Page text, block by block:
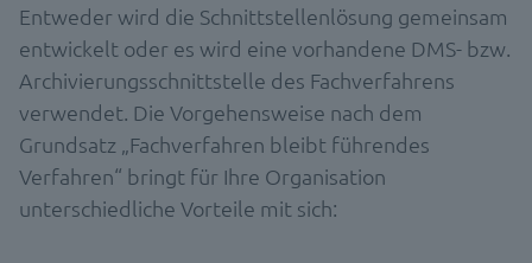
Entweder wird die Schnittstellenlösung gemeinsam
entwickelt oder es wird eine vorhandene DMS- bzw.
Archivierungsschnittstelle des Fachverfahrens
verwendet. Die Vorgehensweise nach dem
Grundsatz „Fachverfahren bleibt führendes
Verfahren“ bringt für Ihre Organisation
unterschiedliche Vorteile mit sich: